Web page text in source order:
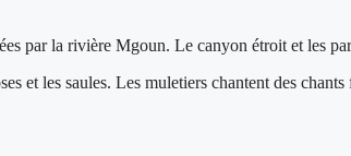
par la rivière Mgoun. Le canyon étroit et les
et les saules. Les muletiers chantent des